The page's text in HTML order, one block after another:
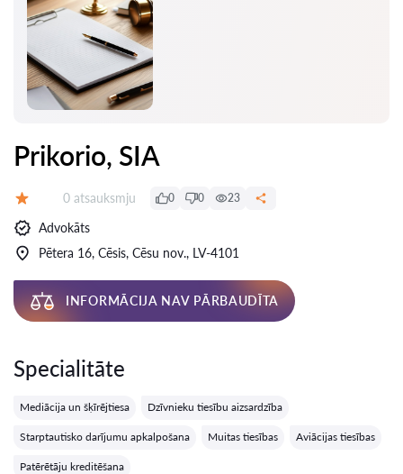
Prikorio, SIA
Atsauksmes:
0 atsauksmju 0 0 23
Advokāts
Pētera 16, Cēsis, Cēsu nov., LV-4101
INFORMĀCIJA NAV PĀRBAUDĪTA
Specialitāte
Mediācija un šķīrējtiesa Dzīvnieku tiesību aizsardzība
Starptautisko darījumu apkalpošana Muitas tiesības Aviācijas tiesības
Patērētāju kreditēšana